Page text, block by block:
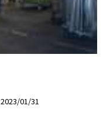
2023/01/31